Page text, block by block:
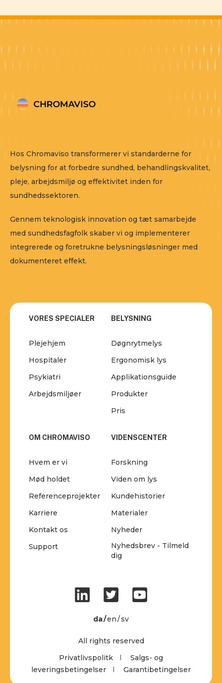
Hos Chromaviso transformerer vi standarderne for
belysning for at forbedre sundhed, behandlingskvalitet,
pleje, arbejdsmiljø og effektivitet inden for
sundhedssektoren.
Gennem teknologisk innovation og tæt samarbejde
med sundhedsfagfolk skaber vi og implementerer
integrerede og foretrukne belysningsløsninger med
dokumenteret effekt.
VORES SPECIALER
Plejehjem
Hospitaler
Psykiatri
Arbejdsmiljøer
BELYSNING
Døgnrytmelys
Ergonomisk lys
Applikationsguide
Produkter
Pris
OM CHROMAVISO
Hvem er vi
Mød holdet
Referenceprojekter
Karriere
Kontakt os
Support
VIDENSCENTER
Forskning
Viden om lys
Kundehistorier
Materialer
Nyheder
Nyhedsbrev - Tilmeld
dig
da en sv
All rights reserved
Privatlivspolitk
Salgs- og
leveringsbetingelser
Garantibetingelser